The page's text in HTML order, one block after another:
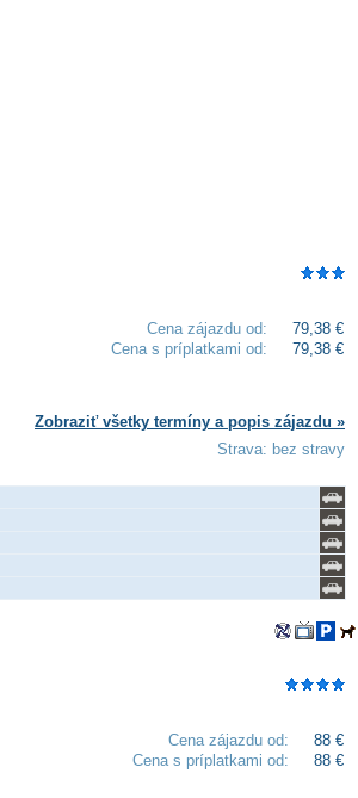
Cena zájazdu od:
79,38 €
Cena s príplatkami od:
79,38 €
Zobraziť všetky termíny a popis zájazdu »
Strava: bez stravy
Cena zájazdu od:
88 €
Cena s príplatkami od:
88 €